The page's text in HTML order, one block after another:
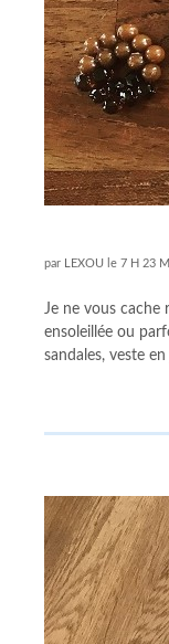
par LEXOU le 7 H 23
Je ne vous cache
ensoleillée ou
sandales, veste